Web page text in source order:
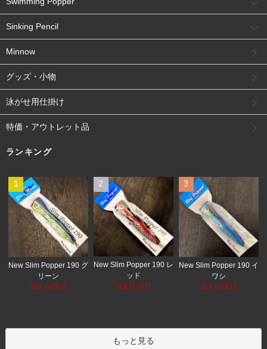
Sinking Pencil
Minnow
グッズ・小物
泳がせ用仕掛け
特価・アウトレット品
ランキング
1
New Slim Popper 190 グ
リーン
SOLD OUT
2
New Slim Popper 190 レ
ッド
SOLD OUT
3
New Slim Popper 190 イ
ワシ
SOLD OUT
もっと見る